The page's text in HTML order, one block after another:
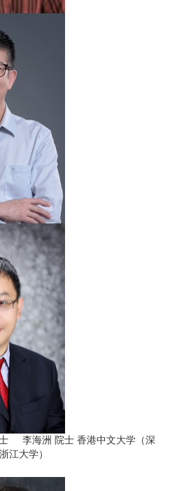
士 李海洲 院士 香港中文大学（深
大学）